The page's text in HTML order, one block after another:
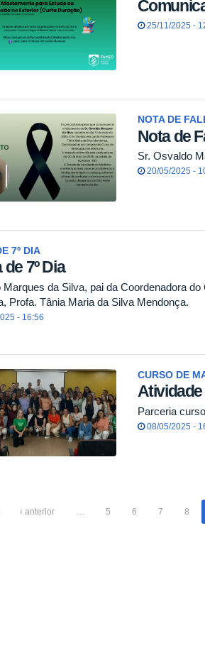
25/11/2025 -
NOTA DE
Nota de
Sr. Osvaldo
20/05/2025 -
7º DIA
7º Dia
Marques da Silva, pai da Coordenadora do
Profa. Tânia Maria da Silva Mendonça.
- 16:56
CURSO DE
Parceria
08/05/2025 -
‹ anterior … 5 6 7 8